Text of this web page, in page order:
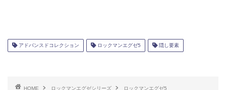
アドバンスドコレクション ロックマンエグゼ5 隠し要素
HOME ロックマンエグゼシリーズ
ロックマンエグゼ5